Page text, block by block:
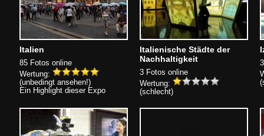
Italien
85 Fotos online
Wertung:
(unbedingt ansehen!)
Ein Highlight dieser Expo
Italienische Städte der
Nachhaltigkeit
3 Fotos online
Wertung:
(schlecht)